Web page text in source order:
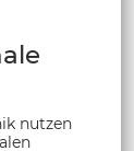
nutzen